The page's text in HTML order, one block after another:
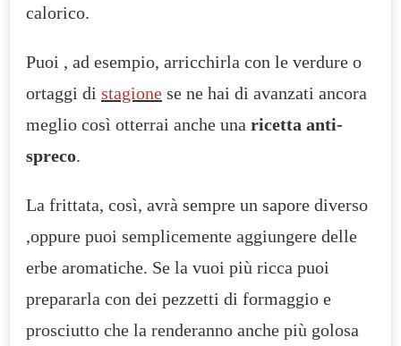
calorico.
Puoi , ad esempio, arricchirla con le verdure o
ortaggi di stagione se ne hai di avanzati ancora
meglio così otterrai anche una ricetta anti-
spreco.
La frittata, così, avrà sempre un sapore diverso
,oppure puoi semplicemente aggiungere delle
erbe aromatiche. Se la vuoi più ricca puoi
prepararla con dei pezzetti di formaggio e
prosciutto che la renderanno anche più golosa